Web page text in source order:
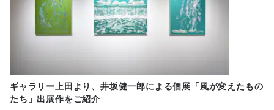
ギャラリー上田より、井坂健一郎による個展「風が変えたもの
たち」出展作をご紹介